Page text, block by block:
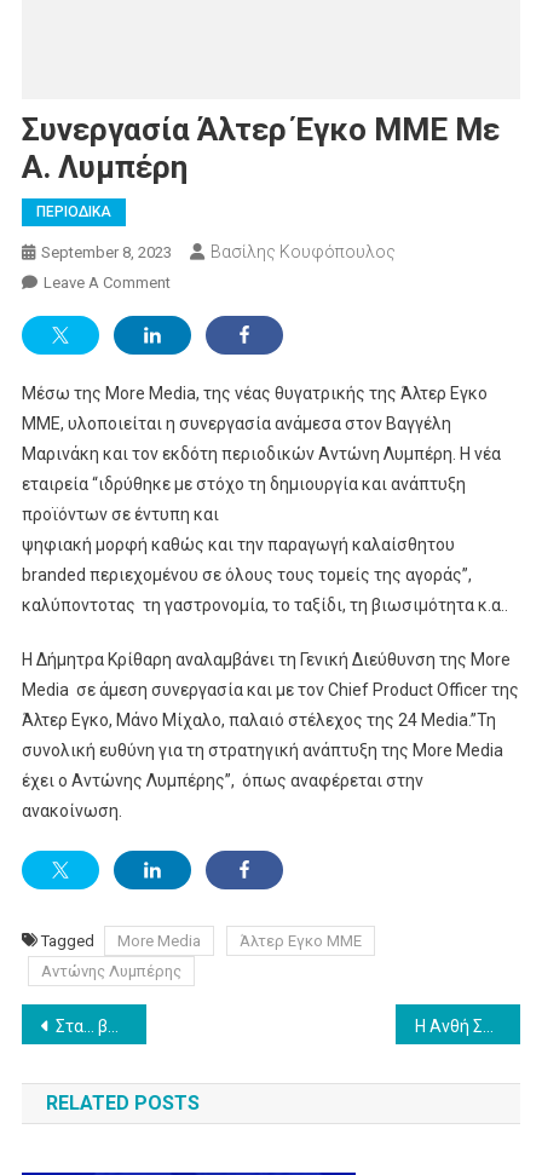
Συνεργασία Άλτερ Έγκο ΜΜΕ Με
Α. Λυμπέρη
ΠΕΡΙΟΔΙΚΑ
September 8, 2023 Βασίλης Κουφόπουλος
Leave A CommentOn
Άλτερ
ΜΜΕ
Με
Α.
Λυμπέρη
Μέσω της More Media, της νέας θυγατρικής της Άλτερ Εγκο
ΜΜΕ, υλοποιείται η συνεργασία ανάμεσα στον Βαγγέλη
Μαρινάκη και τον εκδότη περιοδικών Αντώνη Λυμπέρη. Η νέα
εταιρεία “ιδρύθηκε με στόχο τη δημιουργία και ανάπτυξη
προϊόντων σε έντυπη και
ψηφιακή μορφή καθώς και την παραγωγή καλαίσθητου
branded περιεχομένου σε όλους τους τομείς της αγοράς”,
καλύποντοτας τη γαστρονομία, το ταξίδι, τη βιωσιμότητα κ.α..
Η Δήμητρα Κρίθαρη αναλαμβάνει τη Γενική Διεύθυνση της More
Media σε άμεση συνεργασία και με τον Chief Product Officer της
Άλτερ Εγκο, Μάνο Μίχαλο, παλαιό στέλεχος της 24 Media.”Τη
συνολική ευθύνη για τη στρατηγική ανάπτυξη της More Media
έχει ο Αντώνης Λυμπέρης”, όπως αναφέρεται στην
ανακοίνωση.
Tagged More Media
Άλτερ Εγκο ΜΜΕ
Αντώνης Λυμπέρης
Post
navigation
Στα… βαθιά το ΕΡΤ News
RELATED POSTS